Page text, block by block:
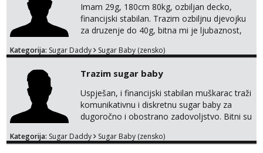
Imam 29g, 180cm 80kg, ozbiljan decko,
financijski stabilan. Trazim ozbiljnu djevojku
za druzenje do 40g, bitna mi je ljubaznost,
predstavis sa opisom i slikom, o nagradi
Kategorija: Sugar Daddy Sugar Baby (zensko)
Trazim sugar baby
Uspješan, i financijski stabilan muškarac traži
komunikativnu i diskretnu sugar baby za
dugoročno i obostrano zadovoljstvo. Bitni su
dogovor bez komplikacija. Nagrada
Kategorija: Sugar Daddy Sugar Baby (zensko)